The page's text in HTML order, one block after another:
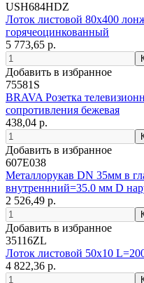
USH684HDZ
Лоток листовой 80х400
горячеоцинкованный
5 773,65 р.
Добавить в избранное
75581S
BRAVA Розетка
сопротивления бежевая
438,04 р.
Добавить в избранное
607E038
Металлорукав DN 35мм в
внутреннний=35.0 мм D
2 526,49 р.
Добавить в избранное
35116ZL
Лоток листовой 50х10
4 822,36 р.